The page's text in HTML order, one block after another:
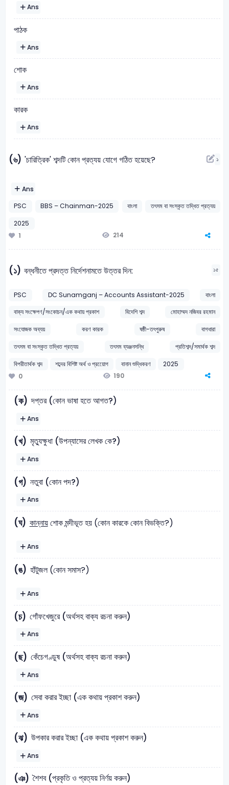
Ans
পাঠক
Ans
শোক
Ans
কারক
Ans
(৬) 'চারিত্রিক' শব্দটি কোন প্রত্যয় যোগে গঠিত হয়েছে? ১
Ans
PSC
BBS – Chainman-2025 বাংলা
তৎসম বা সংস্কৃত তদ্ধিত প্রত্যয়
2025
1
214
(১) বন্ধনীতে প্রদত্ত নির্দেশনামতে উত্তর দিন: ১৫
PSC DC Sunamganj – Accounts Assistant-2025
বাংলা
বাক্য সংক্ষেপণ/সংকোচন/এক কথায় প্রকাশ
বিদেশি শব্দ
মোহাম্মদ নজিবর রহমান
সংযোজক অব্যয়
করণ কারক ষষ্ঠী-তৎপুরুষ
বাগধারা
তৎসম বা সংস্কৃত তদ্ধিত প্রত্যয়
তৎসম ব্যঞ্জনসন্ধি
প্রতিশব্দ/সমার্থক শব্দ
বিপরীতার্থক শব্দ
শব্দের বিশিষ্ট অর্থ ও প্রয়োেগ বানান শুদ্ধিকরণ
2025
0
190
(ক) দপ্তর (কোন ভাষা হতে আগত?)
Ans
(খ) মৃত্যুক্ষুধা (উপন্যাসের লেখক কে?)
Ans
(গ) নতুবা (কোন পদ?)
Ans
(ঘ) কান্নায়শোক মন্দীভূত হয় (কোন কারকে কোন বিভক্তি?)
Ans
(ঙ) হাঁটুজল (কোন সমাস?)
Ans
(চ) গোঁফখেজুরে (অর্থসহ বাক্য রচনা করুন)
Ans
(ছ) কেঁচেগণ্ডুষ (অর্থসহ বাক্য রচনা করুন)
Ans
(জ) সেবা করার ইচ্ছা (এক কথায় প্রকাশ করুন)
Ans
(ঝ) উপকার করার ইচ্ছা (এক কথায় প্রকাশ করুন)
Ans
(ঞ) শৈশব (প্রকৃতি ও প্রত্যয় নির্ণয় করুন)